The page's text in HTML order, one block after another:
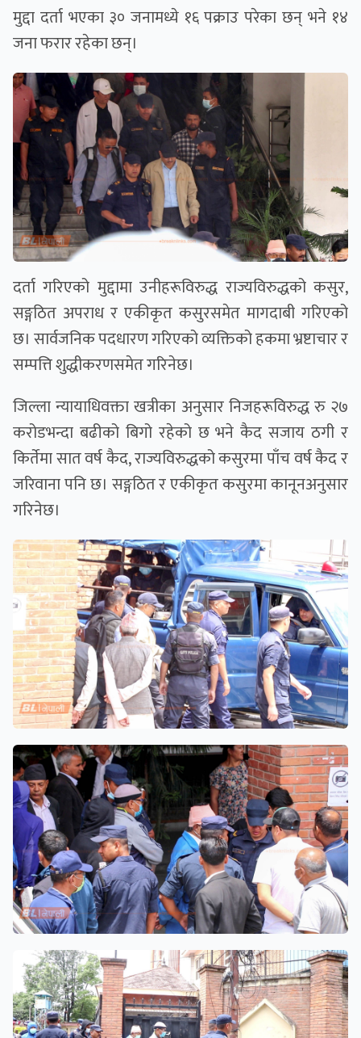
मुद्दा दर्ता भएका ३० जनामध्ये १६ पक्राउ परेका छन् भने १४
जना फरार रहेका छन्।
दर्ता गरिएको मुद्दामा उनीहरूविरुद्ध राज्यविरुद्धको कसुर,
सङ्गठित अपराध र एकीकृत कसुरसमेत मागदाबी गरिएको
छ। सार्वजनिक पदधारण गरिएको व्यक्तिको हकमा भ्रष्टाचार र
सम्पत्ति शुद्धीकरणसमेत गरिनेछ।
जिल्ला न्यायाधिवक्ता खत्रीका अनुसार निजहरूविरुद्ध रु २७
करोडभन्दा बढीको बिगो रहेको छ भने कैद सजाय ठगी र
किर्तेमा सात वर्ष कैद, राज्यविरुद्धको कसुरमा पाँच वर्ष कैद र
जरिवाना पनि छ। सङ्गठित र एकीकृत कसुरमा कानूनअनुसार
गरिनेछ।